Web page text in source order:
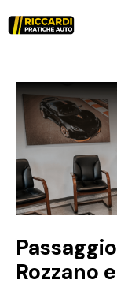
Rozzano